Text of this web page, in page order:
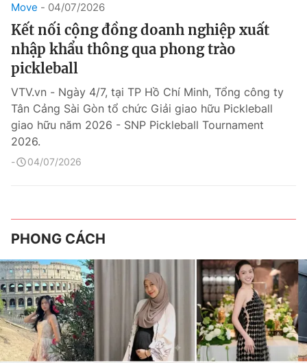
Move 04/07/2026
Kết nối cộng đồng doanh nghiệp xuất
nhập khẩu thông qua phong trào
pickleball
VTV.vn - Ngày 4/7, tại TP Hồ Chí Minh, Tổng công ty
Tân Cảng Sài Gòn tổ chức Giải giao hữu Pickleball
giao hữu năm 2026 - SNP Pickleball Tournament
2026.
04/07/2026
PHONG CÁCH